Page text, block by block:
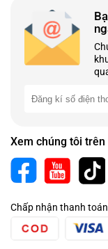
Xem chúng tôi trên
Chấp nhận thanh toán